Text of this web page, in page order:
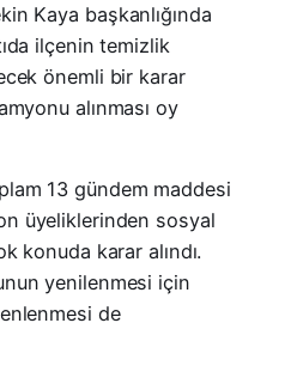
Kaya başkanlığında
ilçenin temizlik
önemli bir karar
alınması oy
13 gündem maddesi
üyeliklerinden sosyal
konuda karar alındı.
yenilenmesi için
de